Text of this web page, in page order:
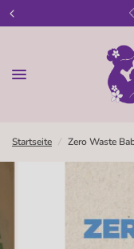
Startseite / Zero Waste